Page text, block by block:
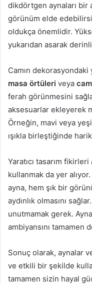
dikdörtgen aynaları bir
görünüm elde
oldukça önemlidir.
yukarıdan asarak
Camın
masa örtüleri veya
ferah görünmesini
aksesuarlar ekleyerek
Örneğin, mavi veya
ışıkla birleştiğinde
Yaratıcı tasarım
kullanmak da yer
ayna, hem şık bir
aydınlık olmasını
unutmamak gerek. Ayna
ambiyansını tamamen
Sonuç olarak, aynalar
ve etkili bir şekilde
tamamen sizin hayal